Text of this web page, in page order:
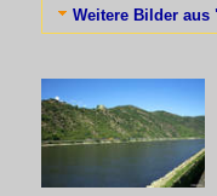
Weitere Bilder aus